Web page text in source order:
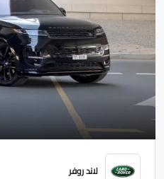
لاند روفر